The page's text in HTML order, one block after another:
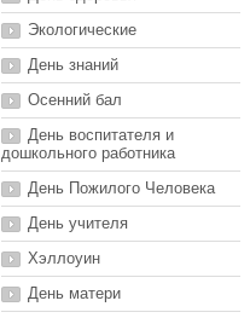
Экологические
День знаний
Осенний бал
День воспитателя и
дошкольного работника
День Пожилого Человека
День учителя
Хэллоуин
День матери